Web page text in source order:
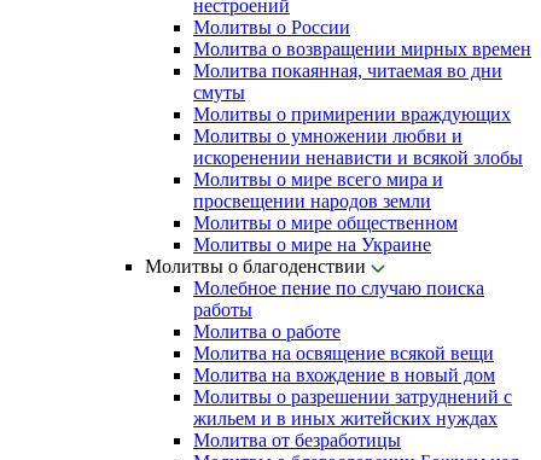
нестроений
Молитвы о России
Молитва о возвращении мирных времен
Молитва покаянная, читаемая во дни
смуты
Молитвы о примирении враждующих
Молитвы о умножении любви и
искоренении ненависти и всякой злобы
Молитвы о мире всего мира и
просвещении народов земли
Молитвы о мире общественном
Молитвы о мире на Украине
Молитвы о благоденствии
Молебное пение по случаю поиска
работы
Молитва о работе
Молитва на освящение всякой вещи
Молитва на вхождение в новый дом
Молитвы о разрешении затруднений с
жильем и в иных житейских нуждах
Молитва от безработицы